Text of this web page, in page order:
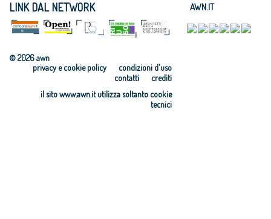
LINK DAL NETWORK
© 2026 awn
condizioni d'uso
privacy e cookie policy
crediti
contatti
il sito www.awn.it utilizza soltanto cookie
tecnici
AWN.IT